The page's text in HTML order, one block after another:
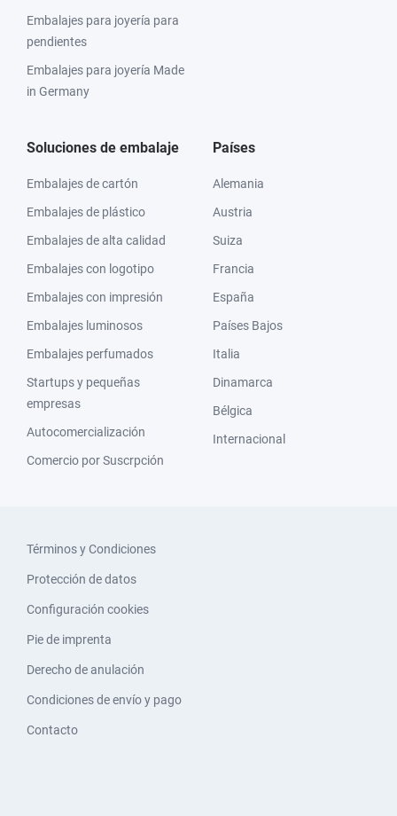
Embalajes para joyería para
pendientes
Embalajes para joyería Made
in Germany
Soluciones de embalaje
Embalajes de cartón
Embalajes de plástico
Embalajes de alta calidad
Embalajes con logotipo
Embalajes con impresión
Embalajes luminosos
Embalajes perfumados
Startups y pequeñas
empresas
Autocomercialización
Comercio por Suscrpción
Países
Alemania
Austria
Suiza
Francia
España
Países Bajos
Italia
Dinamarca
Bélgica
Internacional
Términos y Condiciones
Protección de datos
Configuración cookies
Pie de imprenta
Derecho de anulación
Condiciones de envío y pago
Contacto